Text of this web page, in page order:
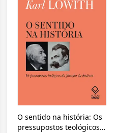
O sentido na história: Os
pressupostos teológicos